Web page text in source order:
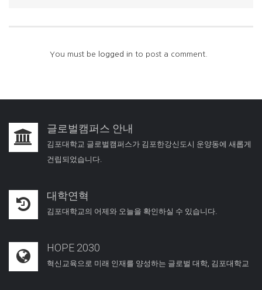
You must be logged in to post a comment.
글로벌캠퍼스 안내
김포대학교 글로벌캠퍼스가 김포한강신도시 운양동에 새롭게
건립되었습니다.
대학연혁
김포대학교의 어제와 오늘을 확인하실 수 있습니다.
HOPE 2030
혁신교육으로 미래 인재를 양성하는 글로벌 대학, 김포대학교